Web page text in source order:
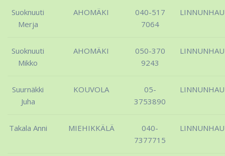
Suoknuuti
Merja
AHOMÄKI
040-517
7064
Suoknuuti
Mikko
AHOMÄKI
050-370
9243
Suurnäkki
Juha
KOUVOLA
05-
3753890
Takala Anni MIEHIKKÄLÄ
040-
7377715